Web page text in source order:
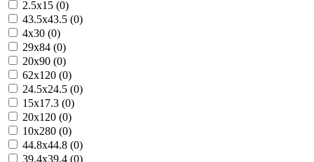
2.5x15 (0)
43.5x43.5 (0)
4x30 (0)
29x84 (0)
20x90 (0)
62x120 (0)
24.5x24.5 (0)
15x17.3 (0)
20x120 (0)
10x280 (0)
44.8x44.8 (0)
39.4x39.4 (0)